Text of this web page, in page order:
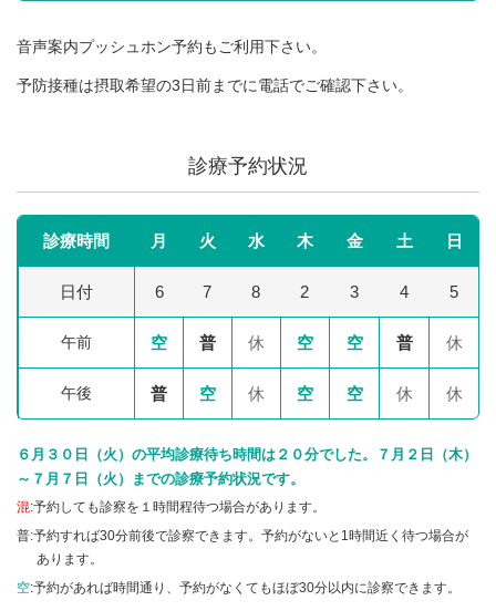
音声案内プッシュホン予約もご利用下さい。
予防接種は摂取希望の3日前までに電話でご確認下さい。
診療予約状況
診療時間 月 火 水 木 金 土 日
日付 6 7 8 2 3 4 5
午前 空 普 休 空 空 普 休
午後 普 空 休 空 空 休 休
６月３０日（火）の平均診療待ち時間は２０分でした。７月２日（木）
～７月７日（火）までの診療予約状況です。
混:予約しても診察を１時間程待つ場合があります。
普:予約すれば30分前後で診察できます。予約がないと1時間近く待つ場合が
あります。
空:予約があれば時間通り、予約がなくてもほぼ30分以内に診察できます。